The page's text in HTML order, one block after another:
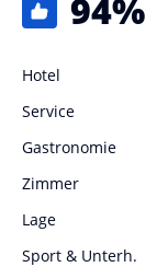
Sport und
Hinweis:
verbindlichen
94%
Hotel
Service
Gastronomie
Zimmer
Lage
Sport & Unterh.